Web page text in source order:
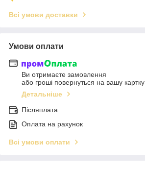
Всі умови доставки
Умови оплати
Ви отримаєте замовлення
або гроші повернуться на вашу картку
Детальніше
Післяплата
Оплата на рахунок
Всі умови оплати